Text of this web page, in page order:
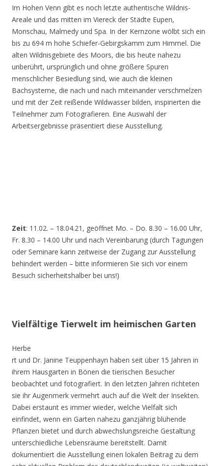
Im Hohen Venn gibt es noch letzte authentische Wildnis-
Areale und das mitten im Viereck der Städte Eupen,
Monschau, Malmedy und Spa. In der Kernzone wölbt sich ein
bis zu 694 m hohe Schiefer-Gebirgskamm zum Himmel. Die
alten Wildnisgebiete des Moors, die bis heute nahezu
unberührt, ursprünglich und ohne größere Spuren
menschlicher Besiedlung sind, wie auch die kleinen
Bachsysteme, die nach und nach miteinander verschmelzen
und mit der Zeit reißende Wildwasser bilden, inspirierten die
Teilnehmer zum Fotografieren. Eine Auswahl der
Arbeitsergebnisse präsentiert diese Ausstellung.
Zeit: 11.02. – 18.04.21, geöffnet Mo. – Do. 8.30 – 16.00 Uhr,
Fr. 8.30 – 14.00 Uhr und nach Vereinbarung (durch Tagungen
oder Seminare kann zeitweise der Zugang zur Ausstellung
behindert werden – bitte informieren Sie sich vor einem
Besuch sicherheitshalber bei uns!)
Vielfältige Tierwelt im heimischen Garten
Herbe
rt und Dr. Janine Teuppenhayn haben seit über 15 Jahren in
ihrem Hausgarten in Bönen die tierischen Besucher
beobachtet und fotografiert. In den letzten Jahren richteten
sie ihr Augenmerk vermehrt auch auf die Welt der Insekten.
Dabei erstaunt es immer wieder, welche Vielfalt sich
einfindet, wenn ein Garten nahezu ganzjährig blühende
Pflanzen bietet und durch abwechslungsreiche Gestaltung
unterschiedliche Lebensräume bereitstellt. Damit
dokumentiert die Ausstellung einen lokalen Beitrag zu dem